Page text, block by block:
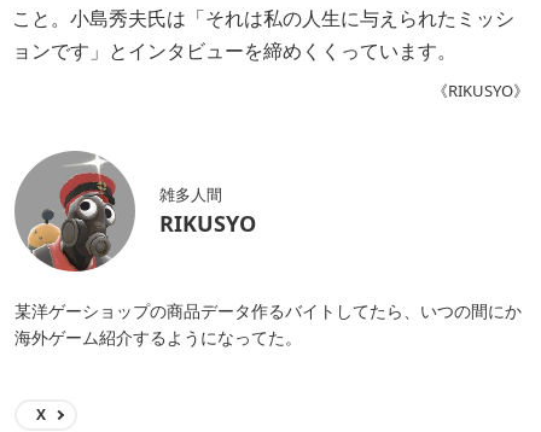
こと。小島秀夫氏は「それは私の人生に与えられたミッシ
ョンです」とインタビューを締めくくっています。
《RIKUSYO》
雑多人間
RIKUSYO
某洋ゲーショップの商品データ作るバイトしてたら、いつの間にか
海外ゲーム紹介するようになってた。
X